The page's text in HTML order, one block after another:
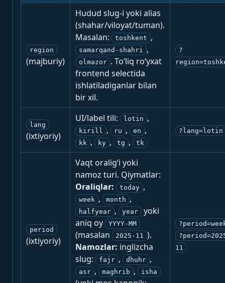
region
(majburiy)
Hudud slug-i yoki alias
(shahar/viloyat/tuman).
Masalan:
toshkent ,
samarqand-shahri ,
olmazor . To‘liq ro‘yxat
frontend selectida
ishlatiladiganlar bilan
bir xil.
?
lang
(ixtiyoriy)
UI/label tili: lotin ,
kirill , ru , en ,
kk , ky , tg , tk
?lang=lotin
period
(ixtiyoriy)
Vaqt oralig‘i yoki
namoz turi. Qiymatlar:
Oraliqlar:
today ,
week , month ,
halfyear , year
yoki
aniq oy
YYYY-MM
(masalan 2025-11 ).
Namozlar: inglizcha
slug:
fajr , dhuhr ,
asr , maghrib , isha
11